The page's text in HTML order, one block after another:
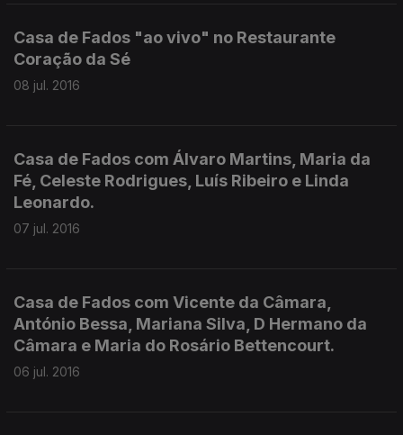
Casa de Fados "ao vivo" no Restaurante
Coração da Sé
08 jul. 2016
Casa de Fados com Álvaro Martins, Maria da
Fé, Celeste Rodrigues, Luís Ribeiro e Linda
Leonardo.
07 jul. 2016
Casa de Fados com Vicente da Câmara,
António Bessa, Mariana Silva, D Hermano da
Câmara e Maria do Rosário Bettencourt.
06 jul. 2016